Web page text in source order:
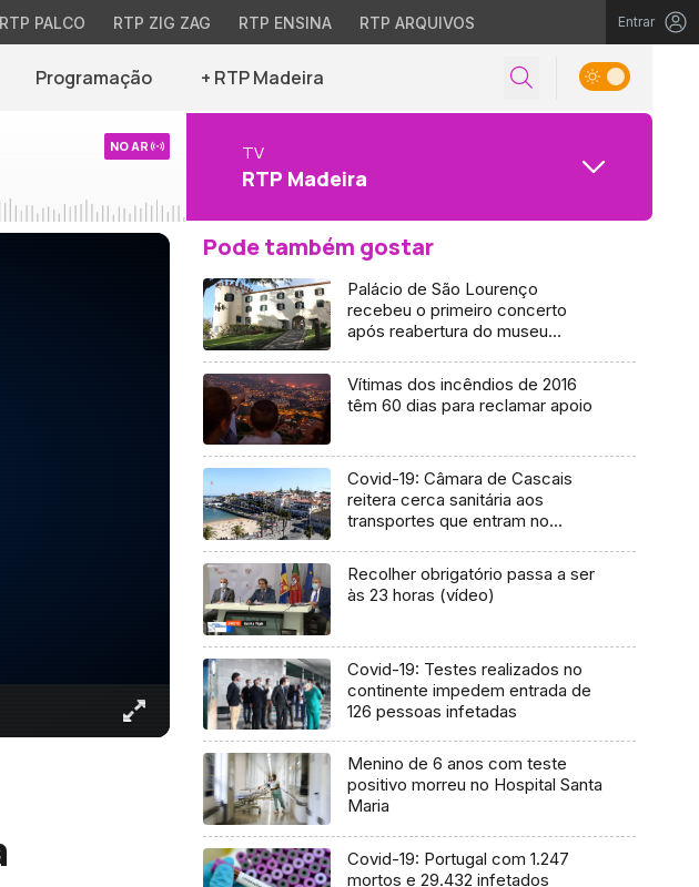
RTP PALCO RTP ZIG ZAG RTP ENSINA RTP ARQUIVOS Entrar
Programação + RTP Madeira
NO AR TV
RTP Madeira
Pode também gostar
Palácio de São Lourenço
recebeu o primeiro concerto
após reabertura do museu
Vítimas dos incêndios de 2016
têm 60 dias para reclamar apoio
Covid-19: Câmara de Cascais
reitera cerca sanitária aos
transportes que entram no
Recolher obrigatório passa a ser
às 23 horas (vídeo)
Covid-19: Testes realizados no
continente impedem entrada de
126 pessoas infetadas
Menino de 6 anos com teste
positivo morreu no Hospital Santa
Maria
Covid-19: Portugal com 1.247
mortos e 29.432 infetados